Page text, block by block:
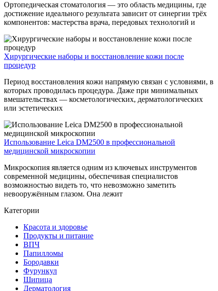
Ортопедическая стоматология — это область медицины, где
достижение идеального результата зависит от синергии трёх
компонентов: мастерства врача, передовых технологий и
Хирургические наборы и восстановление кожи после
процедур
Период восстановления кожи напрямую связан с условиями, в
которых проводилась процедура. Даже при минимальных
вмешательствах — косметологических, дерматологических
или эстетических
Использование Leica DM2500 в профессиональной
медицинской микроскопии
Микроскопия является одним из ключевых инструментов
современной медицины, обеспечивая специалистов
возможностью видеть то, что невозможно заметить
невооружённым глазом. Она лежит
Категории
Красота и здоровье
Продукты и питание
ВПЧ
Папилломы
Бородавки
Фурункул
Шипица
Дерматология